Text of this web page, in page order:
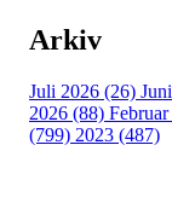
Arkiv
Juli 2026 (26)
2026 (88)
(799) 2023 (487)